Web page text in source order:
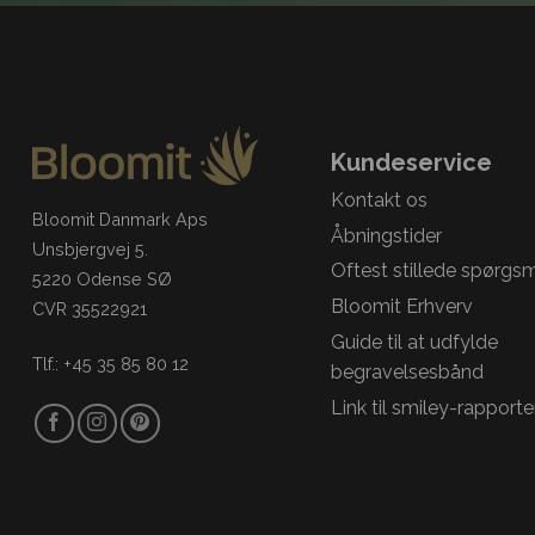
Bloomit Danmark Aps
Unsbjergvej 5.
5220 Odense SØ
CVR 35522921
Tlf.: +45 35 85 80 12
Kundeservice
Kontakt os
Åbningstider
Oftest stillede
Bloomit Erhverv
Guide til at udfylde
begravelsesbånd
Link til smiley-